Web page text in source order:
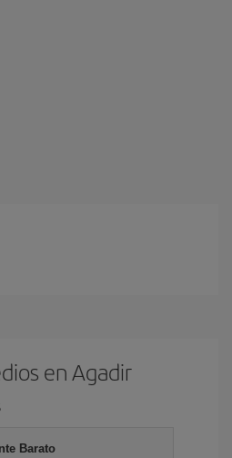
en Agadir
Barato